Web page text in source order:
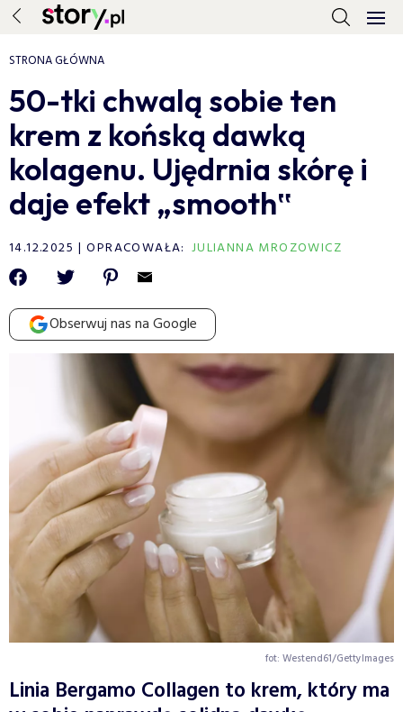
STRONA GŁÓWNA
50-tki chwalą sobie ten
krem z końską dawką
kolagenu. Ujędrnia skórę i
daje efekt „smooth‟
14.12.2025 OPRACOWAŁA: JULIANNA MROZOWICZ
Obserwuj nas na Google
fot: Westend61/GettyImages
Linia Bergamo Collagen to krem, który ma